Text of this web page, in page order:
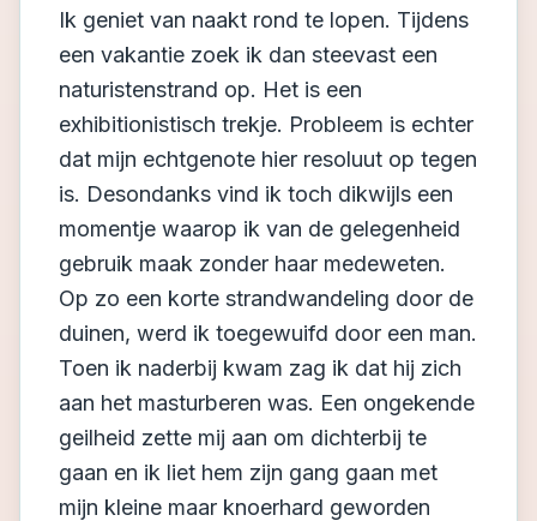
Ik geniet van naakt rond te lopen. Tijdens
een vakantie zoek ik dan steevast een
naturistenstrand op. Het is een
exhibitionistisch trekje. Probleem is echter
dat mijn echtgenote hier resoluut op tegen
is. Desondanks vind ik toch dikwijls een
momentje waarop ik van de gelegenheid
gebruik maak zonder haar medeweten.
Op zo een korte strandwandeling door de
duinen, werd ik toegewuifd door een man.
Toen ik naderbij kwam zag ik dat hij zich
aan het masturberen was. Een ongekende
geilheid zette mij aan om dichterbij te
gaan en ik liet hem zijn gang gaan met
mijn kleine maar knoerhard geworden